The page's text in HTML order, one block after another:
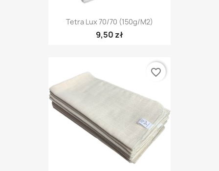
Tetra Lux 70/70 (150g/m2)
9,50 zł
favorite_border